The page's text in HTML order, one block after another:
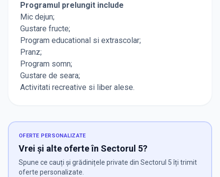
Programul prelungit include
Mic dejun;
Gustare fructe;
Program educational si extrascolar;
Pranz;
Program somn;
Gustare de seara;
Activitati recreative si liber alese.
OFERTE PERSONALIZATE
Vrei și alte oferte în Sectorul 5?
Spune ce cauți și grădinițele private din Sectorul 5 îți trimit
oferte personalizate.